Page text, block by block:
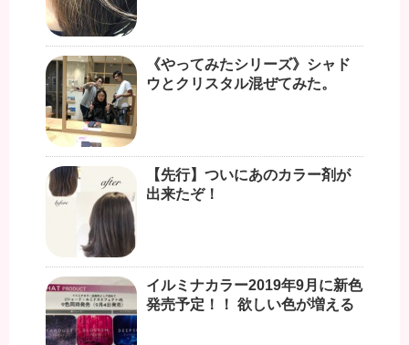
《やってみたシリーズ》シャド
ウとクリスタル混ぜてみた。
【先行】ついにあのカラー剤が
出来たぞ！
イルミナカラー2019年9月に新色
発売予定！！ 欲しい色が増える